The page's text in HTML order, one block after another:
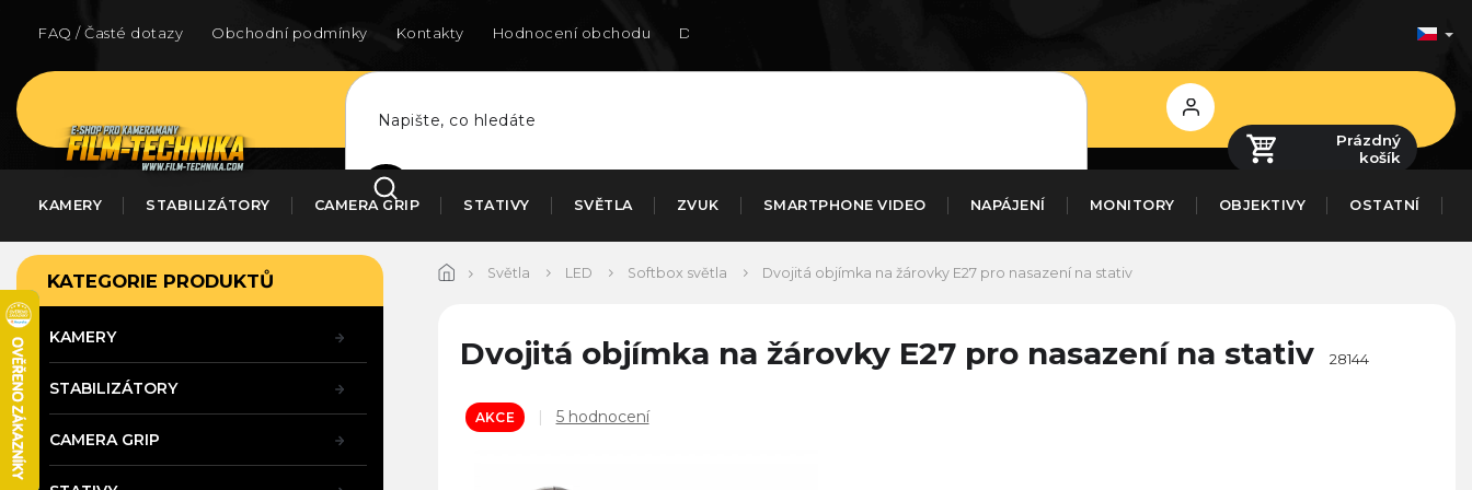
FAQ / Časté dotazy Obchodní podmínky Kontakty Hodnocení obchodu Doručení na SK
Přihlášení
HLEDAT
Prázdný
košík
KAMERY STABILIZÁTORY CAMERA GRIP STATIVY SVĚTLA ZVUK SMARTPHONE VIDEO NAPÁJENÍ MONITORY OBJEKTIVY OSTATNÍ
Světla LED Softbox světla Dvojitá objímka na žárovky E27 pro nasazení na stativ
P
o
s
t
r
a
n
n
í
p
Přeskočit
kategorie
KATEGORIE PRODUKTŮ
KAMERY
STABILIZÁTORY
CAMERA GRIP
Dvojitá objímka na žárovky E27 pro nasazení na stativ 28144
AKCE
Průměrné
5 hodnocení